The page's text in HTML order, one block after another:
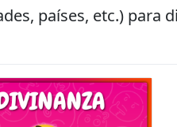
países, etc.) para